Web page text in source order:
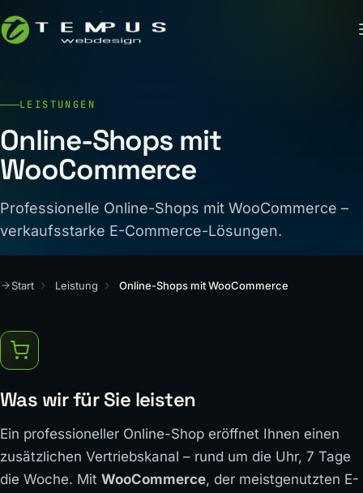
LEISTUNGEN
Online-Shops mit
WooCommerce
Professionelle Online-Shops mit WooCommerce –
verkaufsstarke E-Commerce-Lösungen.
Start Leistung Online-Shops mit WooCommerce
Was wir für Sie leisten
Ein professioneller Online-Shop eröffnet Ihnen einen
zusätzlichen Vertriebskanal – rund um die Uhr, 7 Tage
die Woche. Mit WooCommerce, der meistgenutzten E-